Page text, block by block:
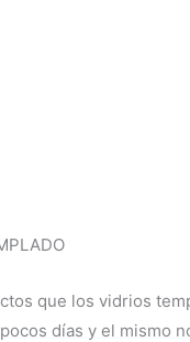
que los vidrios
días y el mismo